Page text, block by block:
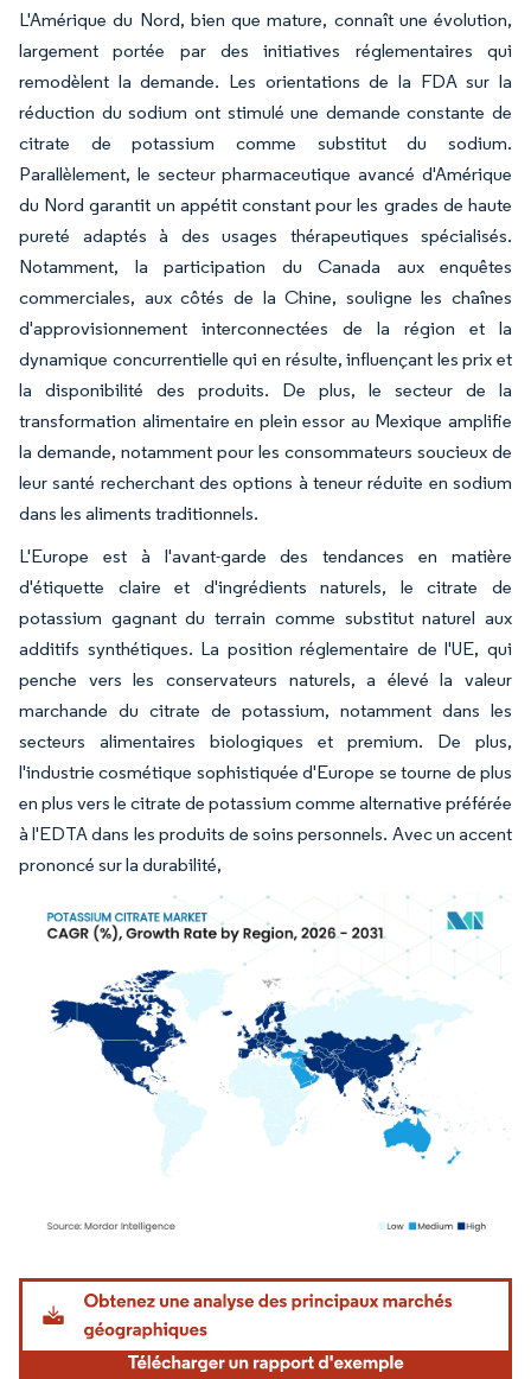
L'Amérique du Nord, bien que mature, connaît une évolution,
largement portée par des initiatives réglementaires qui
remodèlent la demande. Les orientations de la FDA sur la
réduction du sodium ont stimulé une demande constante de
citrate de potassium comme substitut du sodium.
Parallèlement, le secteur pharmaceutique avancé d'Amérique
du Nord garantit un appétit constant pour les grades de haute
pureté adaptés à des usages thérapeutiques spécialisés.
Notamment, la participation du Canada aux enquêtes
commerciales, aux côtés de la Chine, souligne les chaînes
d'approvisionnement interconnectées de la région et la
dynamique concurrentielle qui en résulte, influençant les prix et
la disponibilité des produits. De plus, le secteur de la
transformation alimentaire en plein essor au Mexique amplifie
la demande, notamment pour les consommateurs soucieux de
leur santé recherchant des options à teneur réduite en sodium
dans les aliments traditionnels.
L'Europe est à l'avant-garde des tendances en matière
d'étiquette claire et d'ingrédients naturels, le citrate de
potassium gagnant du terrain comme substitut naturel aux
additifs synthétiques. La position réglementaire de l'UE, qui
penche vers les conservateurs naturels, a élevé la valeur
marchande du citrate de potassium, notamment dans les
secteurs alimentaires biologiques et premium. De plus,
l'industrie cosmétique sophistiquée d'Europe se tourne de plus
en plus vers le citrate de potassium comme alternative préférée
à l'EDTA dans les produits de soins personnels. Avec un accent
prononcé sur la durabilité,
Image © Mordor Intelligence. La réutilisation nécessite une attribution sous CC BY